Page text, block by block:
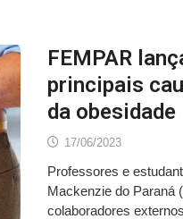
FEMPAR
principais
da obesidade
17/06/2023
Professores e
Mackenzie do Paraná
colaboradores